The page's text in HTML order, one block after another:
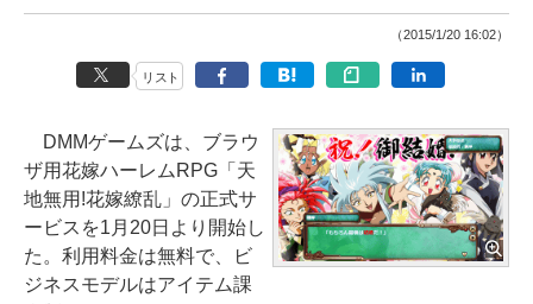
（2015/1/20 16:02）
リスト
DMMゲームズは、ブラウ
ザ用花嫁ハーレムRPG「天
地無用!花嫁繚乱」の正式サ
ービスを1月20日より開始し
た。利用料金は無料で、ビ
ジネスモデルはアイテム課